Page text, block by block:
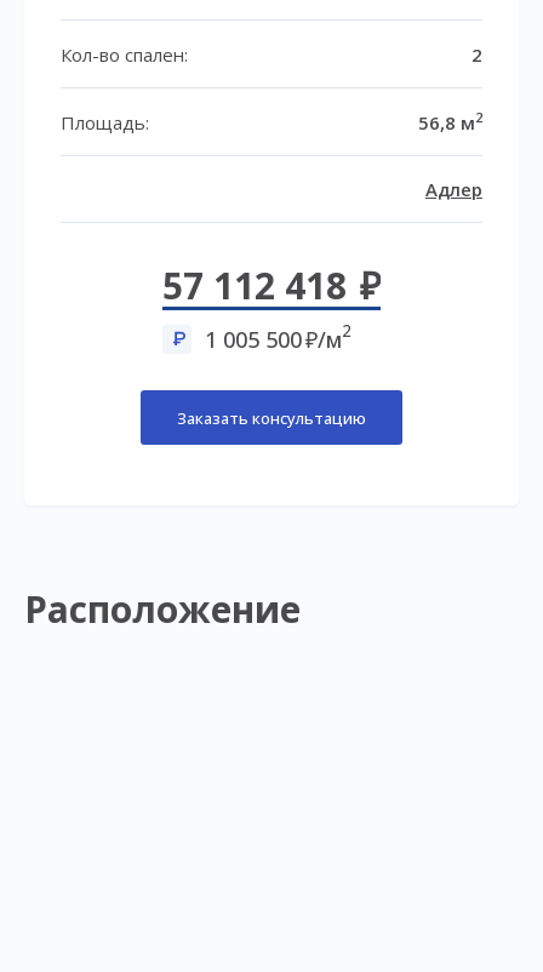
Кол-во спален: 2
Площадь: 56,8 м2
Адлер
57 112 418
1 005 500 /м2
Заказать консультацию
Расположение